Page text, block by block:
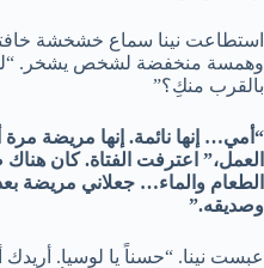
استطاعت نينا سماع خشخشة
وهمسة منخفضة لشخص يشخر.
بالقرب منكِ؟”
“أمي… إنها نائمة. إنها مريضة
العمل،” اعترفت الفتاة. كان
الطعام والماء… جعلاني مريضة
وصديقه.”
عبست نينا. “حسناً يا لوسيا.